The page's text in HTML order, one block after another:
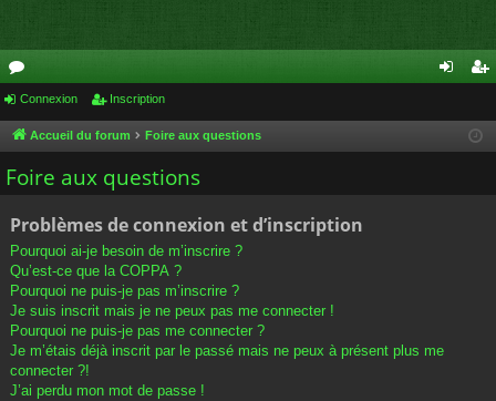
or
u
m
cri
Connexion Inscription
Accueil du forum Foire aux questions
Foire aux questions
Problèmes de connexion et d’inscription
Pourquoi ai-je besoin de m’inscrire ?
Qu’est-ce que la COPPA ?
Pourquoi ne puis-je pas m’inscrire ?
Je suis inscrit mais je ne peux pas me connecter !
Pourquoi ne puis-je pas me connecter ?
Je m’étais déjà inscrit par le passé mais ne peux à présent plus me
connecter ?!
J’ai perdu mon mot de passe !